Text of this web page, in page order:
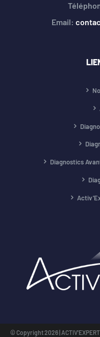
Email:
Diagnostics
© Copyright2026 |